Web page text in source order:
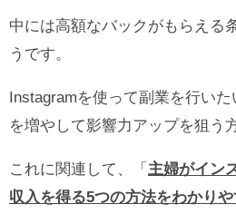
中には高額なバックがもらえる
うです。
Instagramを使って副業を行い
を増やして影響力アップを狙う
これに関連して、「 主婦がイン
収入を得る5つの方法をわかり